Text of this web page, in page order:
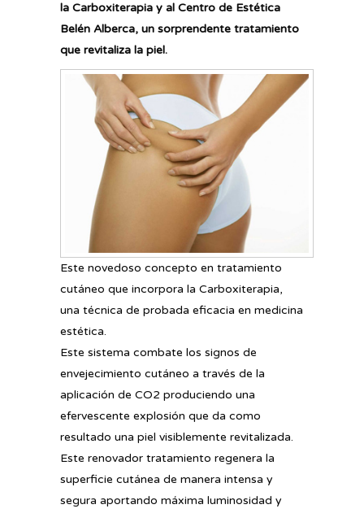
la Carboxiterapia y al Centro de Estética
Belén Alberca, un sorprendente tratamiento
que revitaliza la piel.
Este novedoso concepto en tratamiento
cutáneo que incorpora la Carboxiterapia,
una técnica de probada eficacia en medicina
estética.
Este sistema combate los signos de
envejecimiento cutáneo a través de la
aplicación de CO2 produciendo una
efervescente explosión que da como
resultado una piel visiblemente revitalizada.
Este renovador tratamiento regenera la
superficie cutánea de manera intensa y
segura aportando máxima luminosidad y